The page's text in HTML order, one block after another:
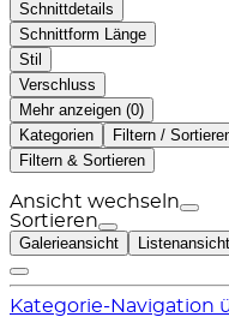
Schnittdetails
Schnittform Länge
Stil
Verschluss
Mehr anzeigen ( )
Kategorien
Filtern /
Filtern & Sortieren
Ansicht wechseln
Sortieren
Galerieansicht Listenansicht
Kategorie-Navigation